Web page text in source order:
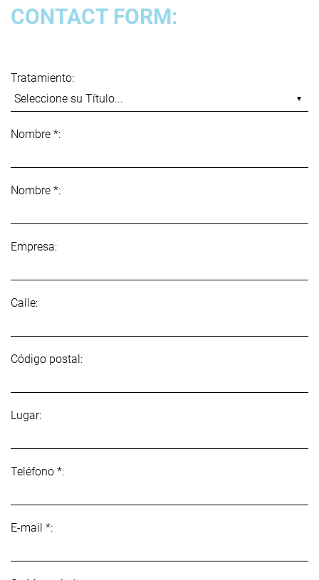
CONTACT FORM:
Tratamiento:
Nombre *:
Nombre *:
Empresa:
Calle:
Código postal:
Lugar:
Teléfono *:
E-mail *: